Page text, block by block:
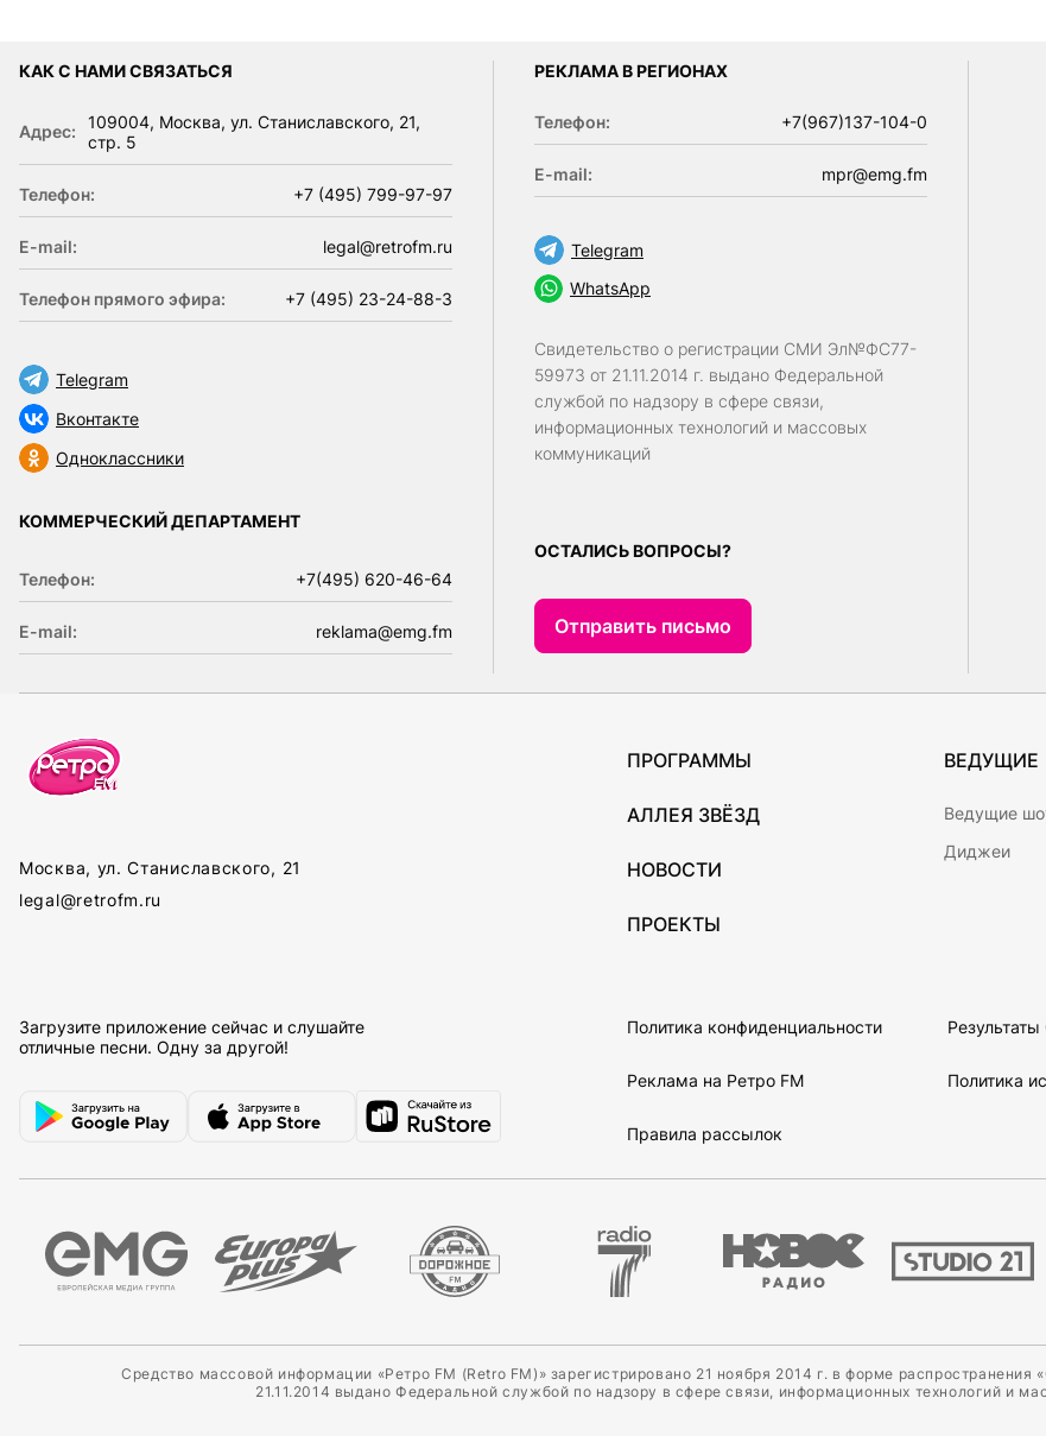
КАК С НАМИ СВЯЗАТЬСЯ
Адрес:
109004, Москва, ул. Станиславского, 21,
стр. 5
Телефон: +7 (495) 799-97-97
E-mail: legal@retrofm.ru
Телефон прямого эфира: +7 (495) 23-24-88-3
Telegram
Вконтакте
Одноклассники
КОММЕРЧЕСКИЙ ДЕПАРТАМЕНТ
Телефон: +7(495) 620-46-64
E-mail: reklama@emg.fm
РЕКЛАМА В РЕГИОНАХ
Телефон: +7(967)137-104-0
E-mail: mpr@emg.fm
Telegram
WhatsApp
Свидетельство о регистрации СМИ Эл№ФС77-
59973 от 21.11.2014 г. выдано Федеральной
службой по надзору в сфере связи,
информационных технологий и массовых
коммуникаций
ОСТАЛИСЬ ВОПРОСЫ?
Отправить письмо
Москва, ул. Станиславского, 21
legal@retrofm.ru
ПРОГРАММЫ
АЛЛЕЯ ЗВЁЗД
НОВОСТИ
ПРОЕКТЫ
ВЕДУЩИЕ
Ведущие
Диджеи
Загрузите приложение сейчас и слушайте
отличные песни. Одну за другой!
Политика конфиденциальности
Реклама на Ретро FM
Правила рассылок
Политика
Средство массовой информации «Ретро FM (Retro FM)» зарегистрировано 21 ноября 2014 г. в форме
21.11.2014 выдано Федеральной службой по надзору в сфере связи, информационных технологий и